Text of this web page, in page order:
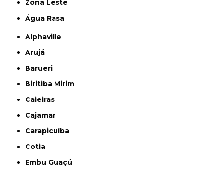
Zona Leste
Água Rasa
Alphaville
Arujá
Barueri
Biritiba Mirim
Caieiras
Cajamar
Carapicuíba
Cotia
Embu Guaçú